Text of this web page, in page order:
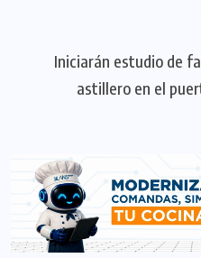
Iniciarán estudio de
astillero en el